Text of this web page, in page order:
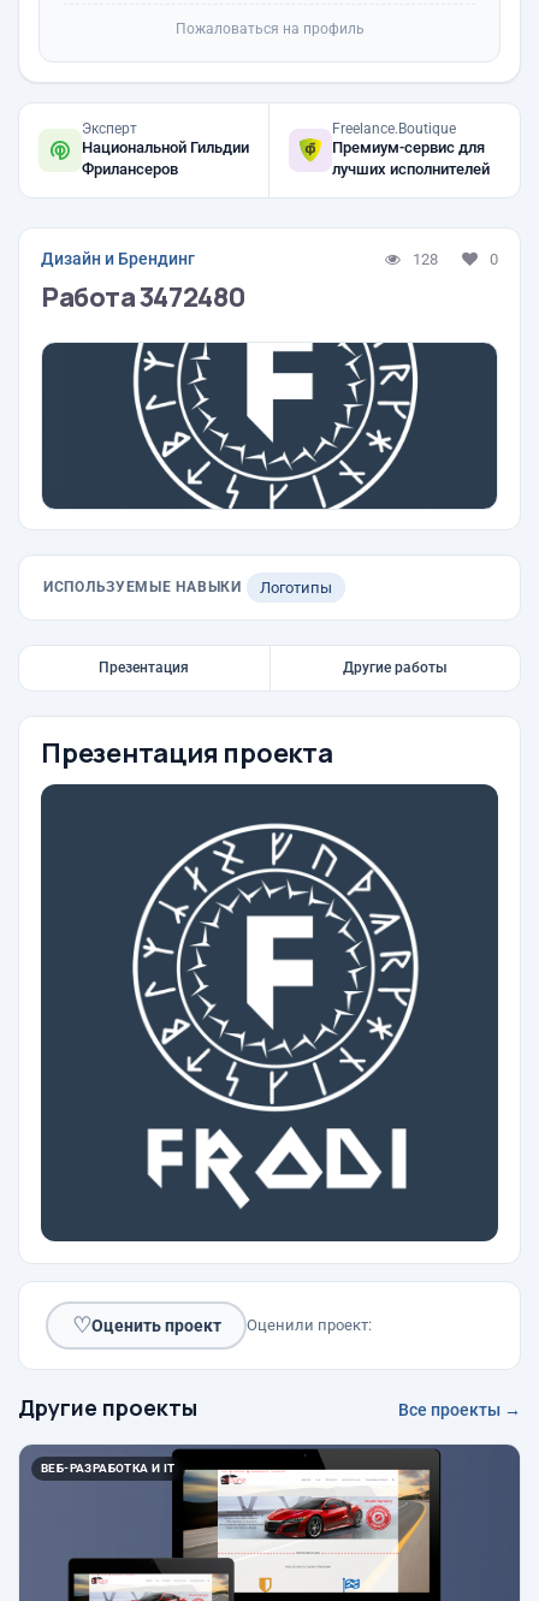
Пожаловаться на профиль
Эксперт
Национальной Гильдии
Фрилансеров
Freelance.Boutique
Премиум-сервис для
лучших исполнителей
Дизайн и Брендинг 128 0
Работа 3472480
ИСПОЛЬЗУЕМЫЕ НАВЫКИ Логотипы
Презентация Другие работы
Презентация проекта
♡Оценить проект Оценили проект:
Другие проекты Все проекты →
ВЕБ-РАЗРАБОТКА И IT